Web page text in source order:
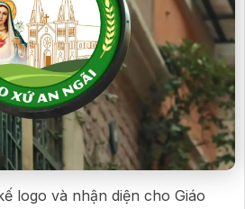
logo và nhận diện cho Giáo